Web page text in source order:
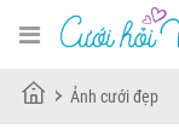
Ảnh cưới đẹp